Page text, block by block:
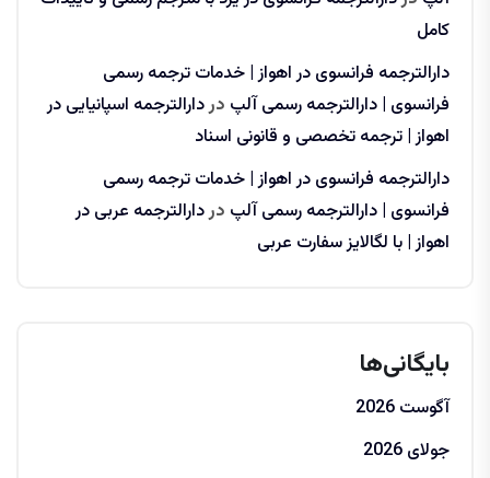
کامل
دارالترجمه فرانسوی در اهواز | خدمات ترجمه رسمی
فرانسوی | دارالترجمه رسمی آلپ دردارالترجمه اسپانیایی در
اهواز | ترجمه تخصصی و قانونی اسناد
دارالترجمه فرانسوی در اهواز | خدمات ترجمه رسمی
فرانسوی | دارالترجمه رسمی آلپ دردارالترجمه عربی در
اهواز | با لگالایز سفارت عربی
بایگانی‌ها
آگوست 2026
جولای 2026